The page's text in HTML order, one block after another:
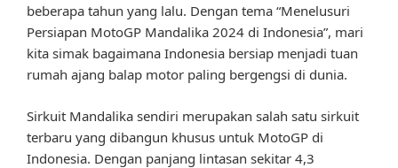
beberapa tahun yang lalu. Dengan tema “Menelusuri
Persiapan MotoGP Mandalika 2024 di Indonesia”, mari
kita simak bagaimana Indonesia bersiap menjadi tuan
rumah ajang balap motor paling bergengsi di dunia.
Sirkuit Mandalika sendiri merupakan salah satu sirkuit
terbaru yang dibangun khusus untuk MotoGP di
Indonesia. Dengan panjang lintasan sekitar 4,3